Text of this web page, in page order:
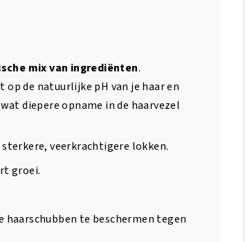
mix van ingrediënten.
de natuurlijke pH van je haar en
diepere opname in de haarvezel
veerkrachtigere lokken.
groei.
haarschubben te beschermen tegen